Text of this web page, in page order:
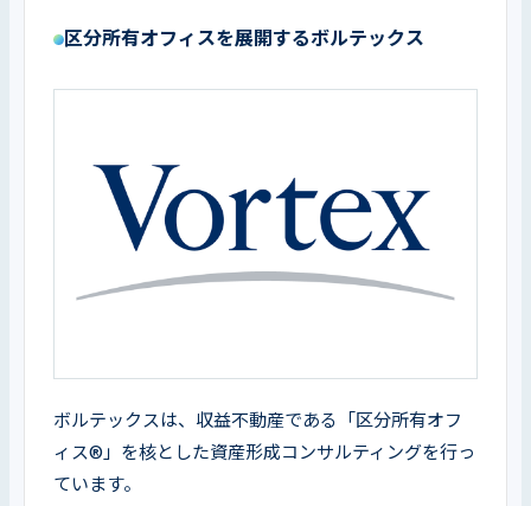
区分所有オフィスを展開するボルテックス
ボルテックスは、収益不動産である「区分所有オフ
ィス®」を核とした資産形成コンサルティングを行っ
ています。